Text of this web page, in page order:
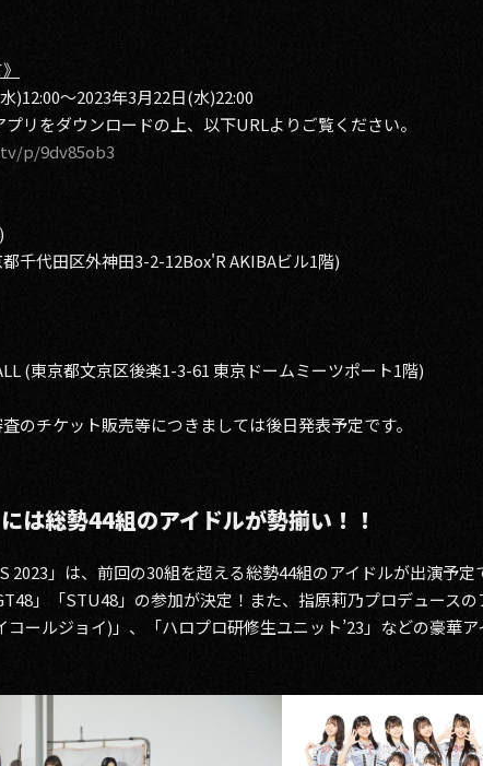
〜2023年3月22日(水)22:00
リをダウンロードの上、以下URLよりご覧ください。
p/9dv85ob3
千代田区外神田3-2-12Box'R AKIBAビル1階)
(東京都文京区後楽1-3-61 東京ドームミーツポート1階)
のチケット販売等につきましては後日発表予定です。
は総勢44組のアイドルが勢揃い！！
2023」は、前回の30組を超える総勢44組のアイドルが出演予定
」「STU48」の参加が決定！また、指原莉乃プロデュース
ールジョイ)」、「ハロプロ研修生ユニット’23」などの豪華